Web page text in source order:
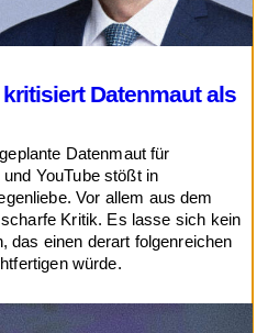
Datenmaut als
Datenmaut für
und YouTube stößt in
Vor allem aus dem
Kritik. Es lasse sich kein
das einen derart folgenreichen
würde.